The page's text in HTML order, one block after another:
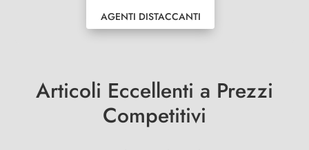
AGENTI DISTACCANTI
Articoli Eccellenti a Prezzi
Competitivi